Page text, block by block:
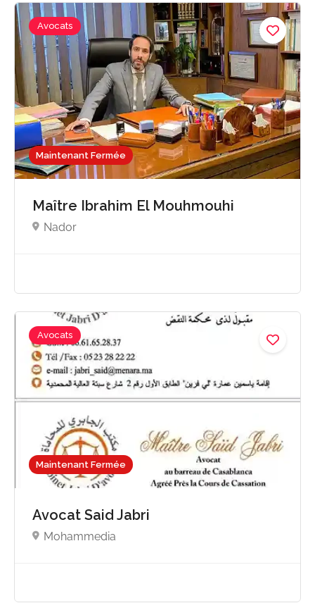
Maintenant Fermée
Avocats
Maître Ibrahim El Mouhmouhi
Nador
Maintenant Fermée
Avocats
Avocat Said Jabri
Mohammedia